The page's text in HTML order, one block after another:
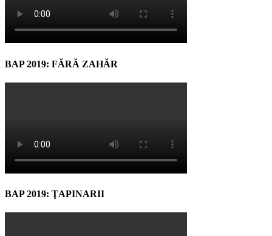
BAP 2019: FĂRĂ ZAHĂR
BAP 2019: ŢAPINARII